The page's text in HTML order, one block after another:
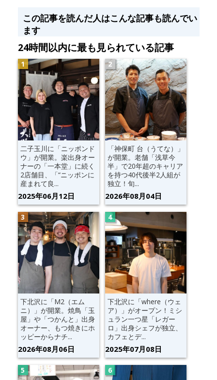
この記事を読んだ人はこんな記事も読んでい
ます
24時間以内に最も見られている記事
二子玉川に「ニッポンド
ウ」が開業。楽出身オー
ナーの「一本堂」に続く
2店舗目、「“ニッポンに
産まれて良...
2025年06月12日
「神保町 台（うてな）」
が開業。老舗「浅草今
半」で20年超のキャリア
を持つ40代後半2人組が
独立！旬...
2026年08月04日
下北沢に「M2（エム
ニ）」が開業。焼鳥「玉
屋」や「つかんと」出身
オーナー、もつ焼きにホ
ッピーからナチ...
2026年08月06日
下北沢に「where（ウェ
ア）」がオープン！ミシ
ュラン一つ星「レガー
ロ」出身シェフが独立、
カフェとデ...
2025年07月08日